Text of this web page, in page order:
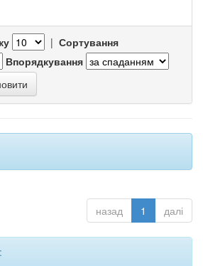
| Сортування
Впорядкування
назад 1 далі